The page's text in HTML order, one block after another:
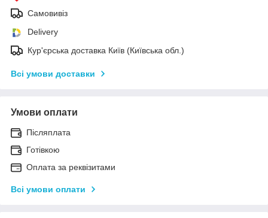
Самовивіз
Delivery
Кур'єрська доставка Київ (Київська обл.)
Всі умови доставки
Умови оплати
Післяплата
Готівкою
Оплата за реквізитами
Всі умови оплати